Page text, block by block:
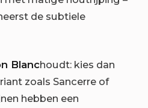
de subtiele
Blanchoudt: kies dan
zoals Sancerre of
hebben een